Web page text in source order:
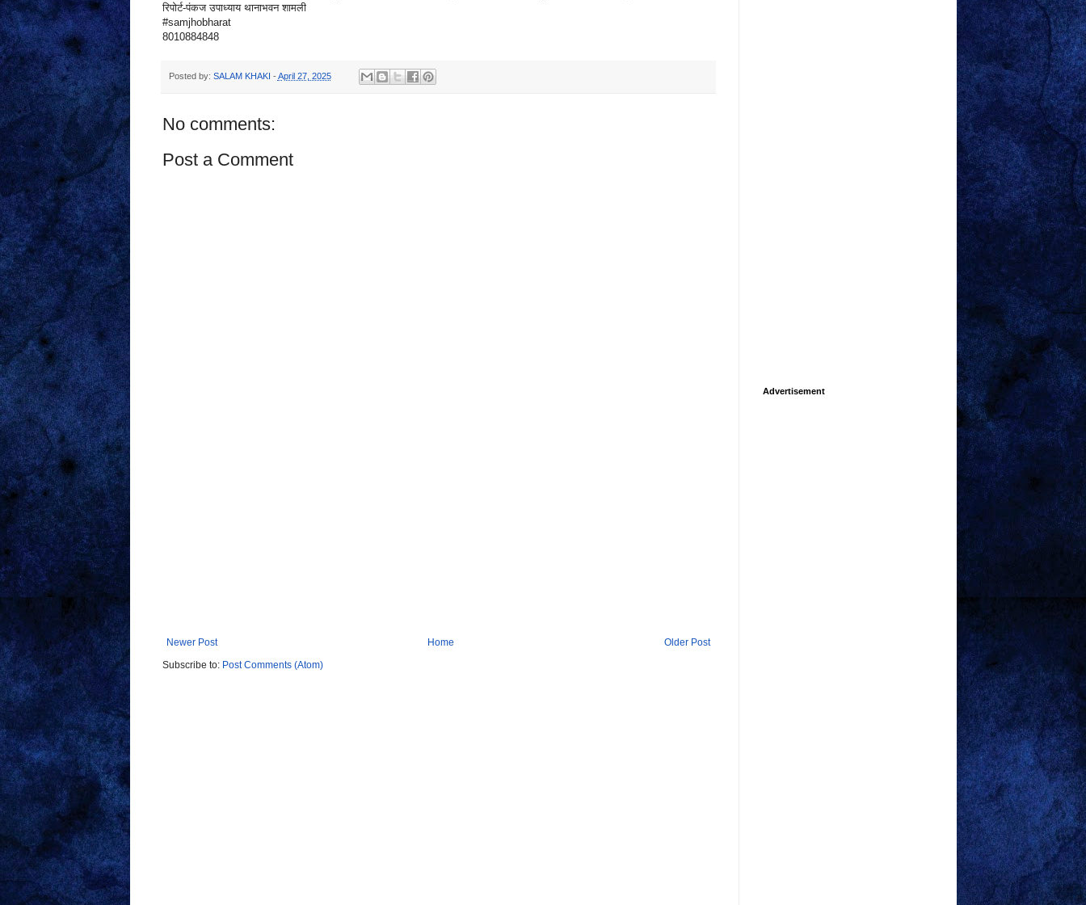
रिपोर्ट-पंकज उपाध्याय थानाभवन शामली
#samjhobharat
8010884848
Posted by: SALAM KHAKI - April 27, 2025
No comments:
Post a Comment
Newer Post Older Post
Home
Subscribe to: Post Comments (Atom)
Advertisement